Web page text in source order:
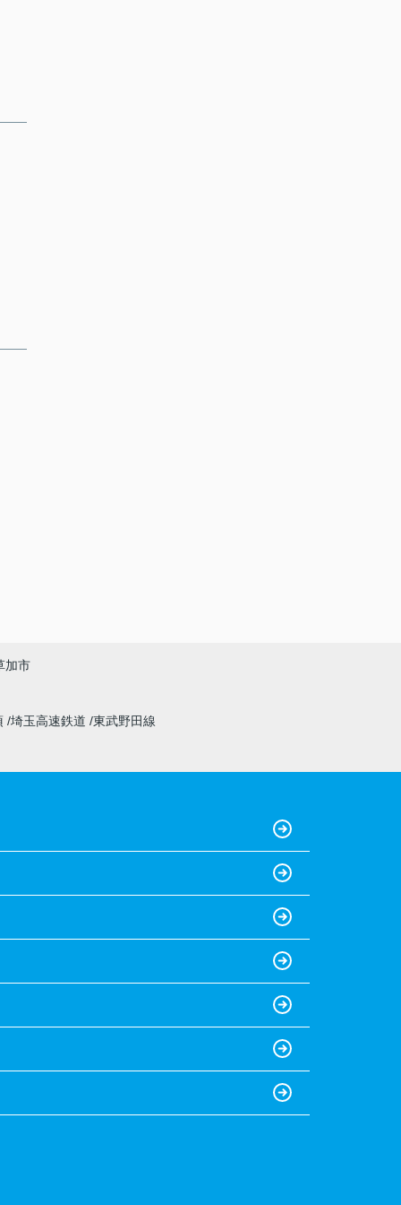
加市
埼玉高速鉄道 東武野田線